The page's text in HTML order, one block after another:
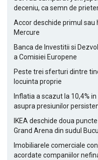
deceniu, ca semn de
Accor deschide primul sau
Mercure
Banca de Investitii si
a Comisiei Europene
Peste trei sferturi dintre
locuinta proprie
Inflatia a scazut la 10,4%
asupra presiunilor
IKEA deschide doua
Grand Arena din sudul
Imobiliarele comerciale
acordate companiilor